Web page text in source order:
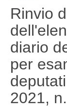
Rinvio
diario
per
2021,